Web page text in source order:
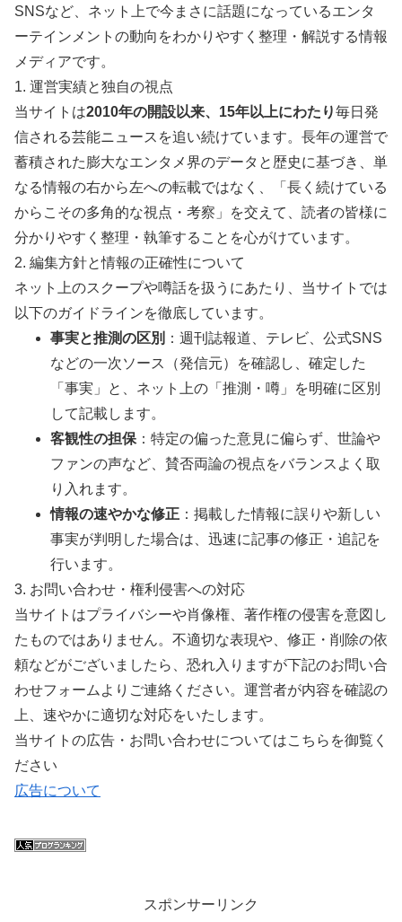
SNSなど、ネット上で今まさに話題になっているエンタ
ーテインメントの動向をわかりやすく整理・解説する情報
メディアです。
1. 運営実績と独自の視点
当サイトは2010年の開設以来、15年以上にわたり毎日発
信される芸能ニュースを追い続けています。長年の運営で
蓄積された膨大なエンタメ界のデータと歴史に基づき、単
なる情報の右から左への転載ではなく、「長く続けている
からこその多角的な視点・考察」を交えて、読者の皆様に
分かりやすく整理・執筆することを心がけています。
2. 編集方針と情報の正確性について
ネット上のスクープや噂話を扱うにあたり、当サイトでは
以下のガイドラインを徹底しています。
事実と推測の区別 ：週刊誌報道、テレビ、公式SNS
などの一次ソース（発信元）を確認し、確定した
「事実」と、ネット上の「推測・噂」を明確に区別
して記載します。
客観性の担保 ：特定の偏った意見に偏らず、世論や
ファンの声など、賛否両論の視点をバランスよく取
り入れます。
情報の速やかな修正 ：掲載した情報に誤りや新しい
事実が判明した場合は、迅速に記事の修正・追記を
行います。
3. お問い合わせ・権利侵害への対応
当サイトはプライバシーや肖像権、著作権の侵害を意図し
たものではありません。不適切な表現や、修正・削除の依
頼などがございましたら、恐れ入りますが下記のお問い合
わせフォームよりご連絡ください。運営者が内容を確認の
上、速やかに適切な対応をいたします。
当サイトの広告・お問い合わせについてはこちらを御覧く
ださい
広告について
スポンサーリンク